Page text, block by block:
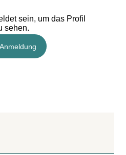
sein, um das Profil
sehen.